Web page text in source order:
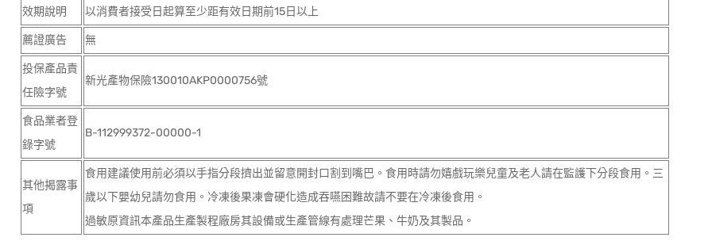
效期說明 以消費者接受日起算至少距有效日期前15日以上
薦證廣告 無
投保產品責
任險字號
新光產物保險130010AKP0000756號
食品業者登
錄字號
B-112999372-00000-1
其他揭露事
項
食用建議使用前必須以手指分段擠出並留意開封口割到嘴巴。食用時請勿嬉戲玩樂兒童及老人請在監護下分段食用。三
歲以下嬰幼兒請勿食用。冷凍後果凍會硬化造成吞嚥困難故請不要在冷凍後食用。
過敏原資訊本產品生產製程廠房其設備或生產管線有處理芒果、牛奶及其製品。